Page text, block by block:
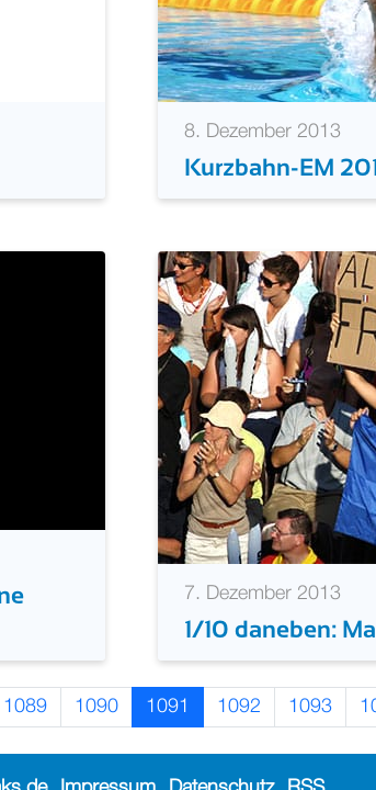
8. Dezember 2013
Kurzbahn-EM
7. Dezember 2013
1/10 daneben:
1089 1090 1091 1092 1093